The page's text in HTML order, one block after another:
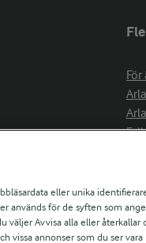
För
eller unika
används för de syften som
väljer Avvisa alla eller återkallar
vissa annonser som du ser vara